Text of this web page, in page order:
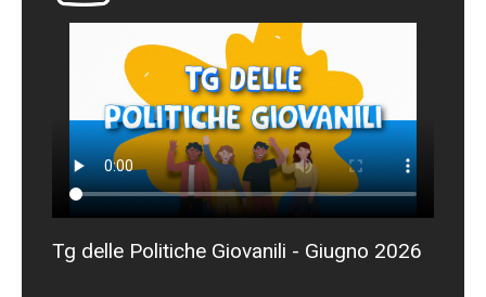
Tg delle Politiche Giovanili - Giugno 2026